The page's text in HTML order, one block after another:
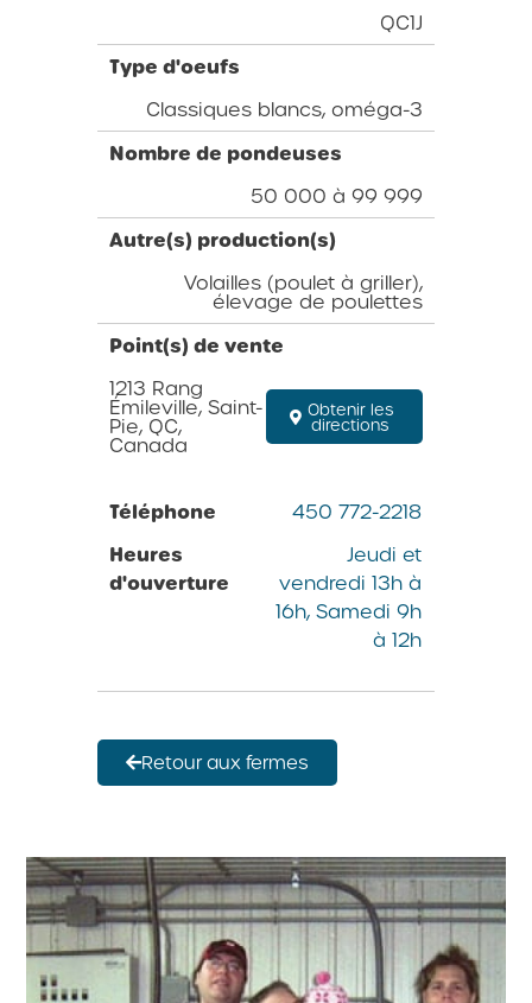
QC1J
Type d'oeufs
Classiques blancs, oméga-3
Nombre de pondeuses
50 000 à 99 999
Autre(s) production(s)
Volailles (poulet à griller),
élevage de poulettes
Point(s) de vente
1213 Rang
Émileville, Saint-
Pie, QC,
Canada
Obtenir les
directions
Téléphone
450 772-2218
Heures
d'ouverture
Jeudi et
vendredi 13h à
16h, Samedi 9h
à 12h
Retour aux fermes